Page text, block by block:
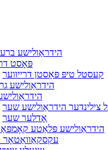
הידראַולישע
פּאָסט
קעסטל טיפּ פּאָסטן דרייווער
הידראַולישע
צילינדער הידראַולישע שער
אָדלער שער
הידראַולישע פּלאַטע
עקסקאַוואַטאָר